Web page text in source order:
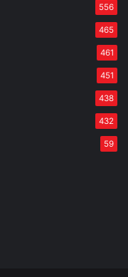
556
465
461
451
438
432
59